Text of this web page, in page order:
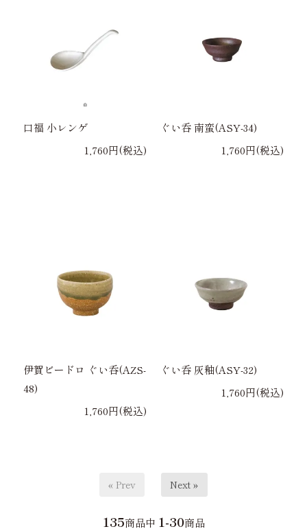
口福 小レンゲ
1,760円(税込)
ぐい呑 南蛮(ASY-34)
1,760円(税込)
伊賀ビードロ ぐい呑(AZS-
48)
1,760円(税込)
ぐい呑 灰釉(ASY-32)
1,760円(税込)
« Prev Next »
135商品中 1-30商品